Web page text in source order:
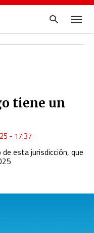
tiene un
- 17:37
esta jurisdicción, que